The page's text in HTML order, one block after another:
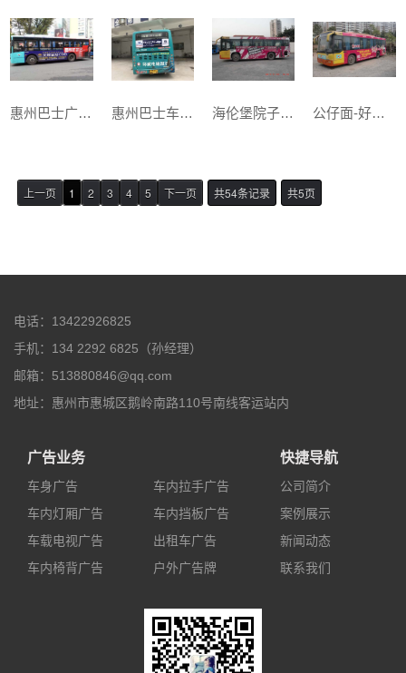
惠州巴士广告-光辉家居CBD车身广告客户案例 惠州巴士车体车身广告-恋爱恋家恋海马 海伦堡院子房地产 公仔面-好吃的味道
上一页 1 2 3 4 5 下一页 共54条记录 共5页
电话：13422926825
手机：134 2292 6825（孙经理）
邮箱：513880846@qq.com
地址：惠州市惠城区鹅岭南路110号南线客运站内
广告业务
车身广告
车内灯厢广告
车载电视广告
车内椅背广告
车内拉手广告
车内挡板广告
出租车广告
户外广告牌
快捷导航
公司简介
案例展示
新闻动态
联系我们